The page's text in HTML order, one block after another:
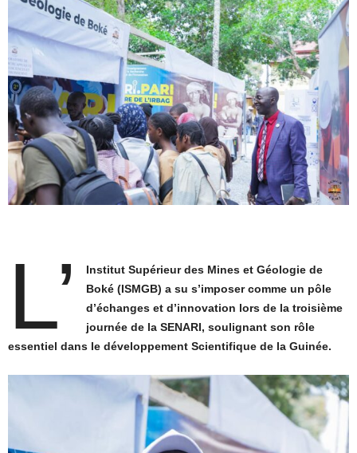
L’
Institut Supérieur des Mines et Géologie de
Boké (ISMGB) a su s’imposer comme un pôle
d’échanges et d’innovation lors de la troisième
journée de la SENARI, soulignant son rôle
essentiel dans le développement Scientifique de la Guinée.